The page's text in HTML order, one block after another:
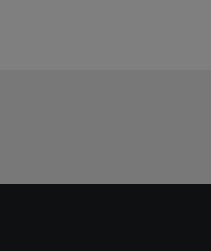
Lidl.be de bewaartermijn